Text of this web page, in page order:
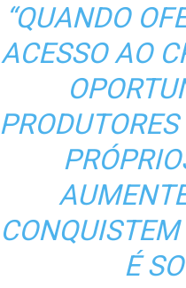
“QUANDO
ACESSO AO
É